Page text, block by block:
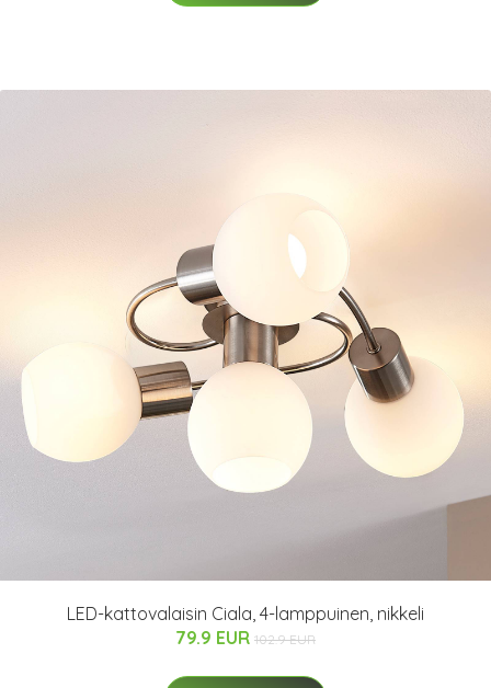
LED-kattovalaisin Ciala, 4-lamppuinen, nikkeli
79.9 EUR 102.9 EUR